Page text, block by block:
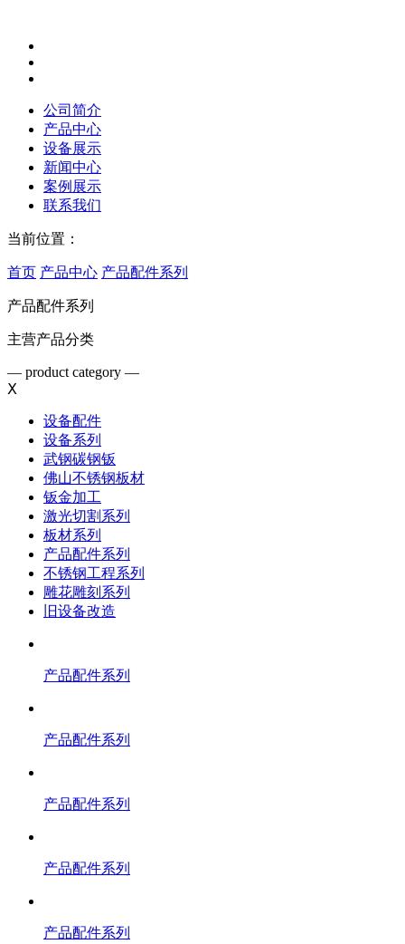
公司简介
产品中心
设备展示
新闻中心
案例展示
联系我们
当前位置：
首页 产品中心 产品配件系列
产品配件系列
主营产品分类
— product category —
Ⅹ
设备配件
设备系列
武钢碳钢钣
佛山不锈钢板材
钣金加工
激光切割系列
板材系列
产品配件系列
不锈钢工程系列
雕花雕刻系列
旧设备改造
产品配件系列
产品配件系列
产品配件系列
产品配件系列
产品配件系列